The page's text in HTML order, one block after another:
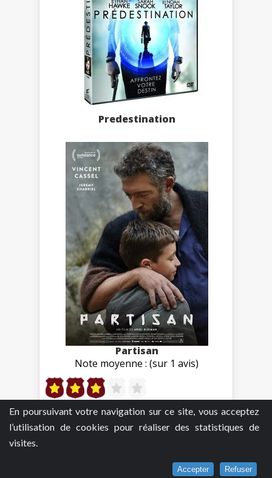
En poursuivant votre navigation sur ce site, vous acceptez
l’utilisation de cookies pour réaliser des statistiques de
visites.
Accepter Refuser
Predestination
Partisan
Note moyenne : (sur 1 avis)